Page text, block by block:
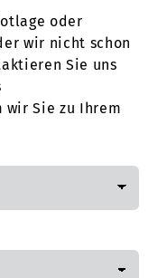
oder
wir nicht schon
Sie uns
wir Sie zu Ihrem